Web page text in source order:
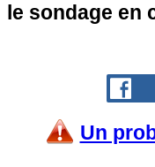
le sondage en
Un